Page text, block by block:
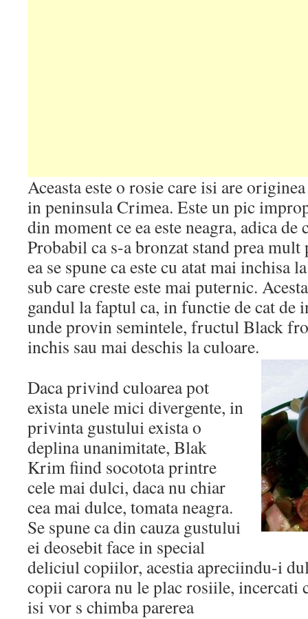
Aceasta este o rosie care isi are
in peninsula Crimea. Este un pic
din moment ce ea este neagra, adica de
Probabil ca s-a bronzat stand prea mult
ea se spune ca este cu atat mai inchisa
sub care creste este mai puternic.
gandul la faptul ca, in functie de cat de
unde provin semintele, fructul Black
inchis sau mai deschis la culoare.
Daca privind culoarea pot
exista unele mici divergente, in
privinta gustului exista o
deplina unanimitate, Blak
Krim fiind socotota printre
cele mai dulci, daca nu chiar
cea mai dulce, tomata neagra.
Se spune ca din cauza gustului
ei deosebit face in special
deliciul copiilor, acestia apreciindu-i
copii carora nu le plac rosiile,
isi vor s chimba parerea